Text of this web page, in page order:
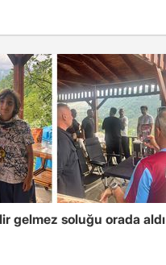
gelmez soluğu orada aldı